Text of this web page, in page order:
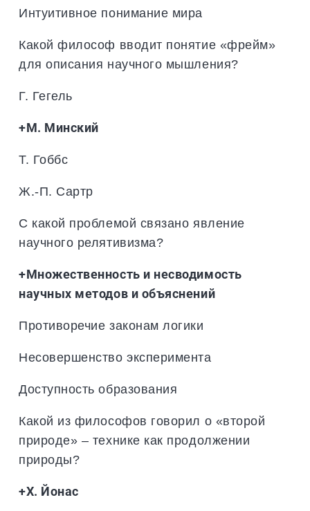
Интуитивное понимание мира
Какой философ вводит понятие «фрейм»
для описания научного мышления?
Г. Гегель
+М. Минский
Т. Гоббс
Ж.-П. Сартр
С какой проблемой связано явление
научного релятивизма?
+Множественность и несводимость
научных методов и объяснений
Противоречие законам логики
Несовершенство эксперимента
Доступность образования
Какой из философов говорил о «второй
природе» – технике как продолжении
природы?
+Х. Йонас